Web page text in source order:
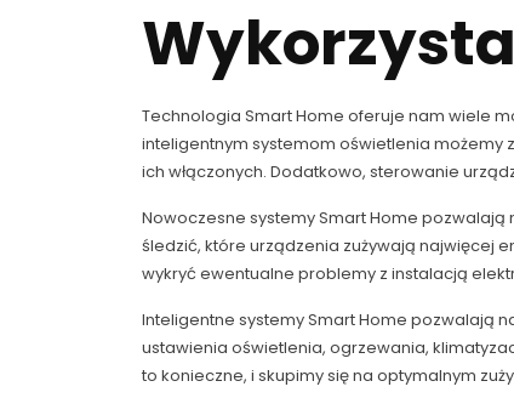
Technologia Smart Home oferuje nam wiele
inteligentnym systemom oświetlenia możemy
ich włączonych. Dodatkowo, sterowanie
Nowoczesne systemy Smart Home
śledzić, które urządzenia zużywają najwięcej
wykryć ewentualne problemy z instalacją
Inteligentne systemy Smart Home pozwalają
ustawienia oświetlenia, ogrzewania,
to konieczne, i skupimy się na optymalnym